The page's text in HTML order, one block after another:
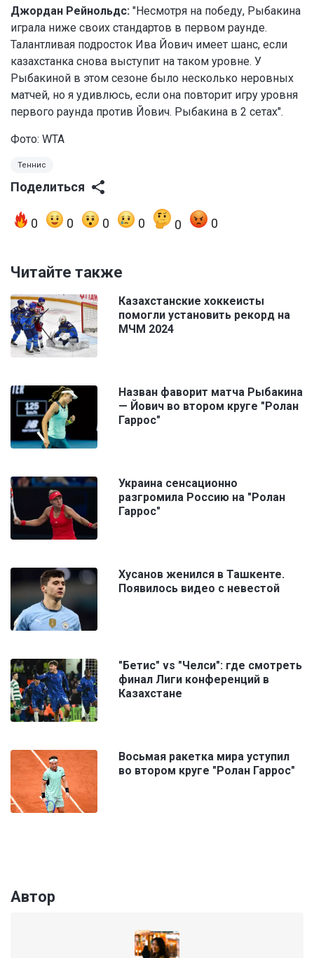
Джордан Рейнольдс: "Несмотря на победу, Рыбакина
играла ниже своих стандартов в первом раунде.
Талантливая подросток Ива Йович имеет шанс, если
казахстанка снова выступит на таком уровне. У
Рыбакиной в этом сезоне было несколько неровных
матчей, но я удивлюсь, если она повторит игру уровня
первого раунда против Йович. Рыбакина в 2 сетах".
Фото: WTA
Теннис
Поделиться
0 0 0 0 0 0
Читайте также
Казахстанские хоккеисты
помогли установить рекорд на
МЧМ 2024
Назван фаворит матча Рыбакина
— Йович во втором круге "Ролан
Гаррос"
Украина сенсационно
разгромила Россию на "Ролан
Гаррос"
Хусанов женился в Ташкенте.
Появилось видео с невестой
"Бетис" vs "Челси": где смотреть
финал Лиги конференций в
Казахстане
Восьмая ракетка мира уступил
во втором круге "Ролан Гаррос"
Автор